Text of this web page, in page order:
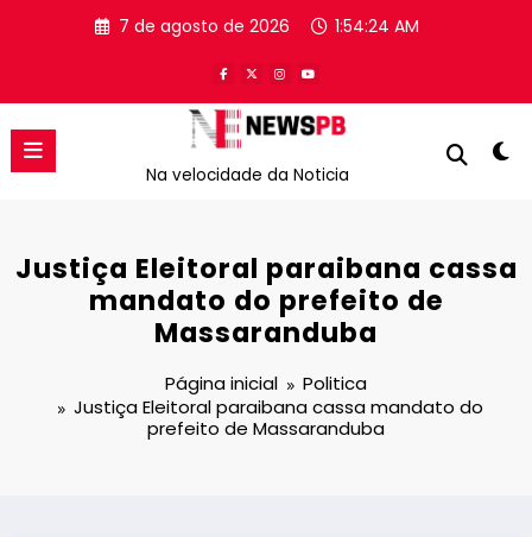
7 de agosto de 2026 1:54:24 AM
Na velocidade da Noticia
Justiça Eleitoral paraibana cassa
mandato do prefeito de
Massaranduba
Página inicial
Politica
Justiça Eleitoral paraibana cassa mandato do
prefeito de Massaranduba